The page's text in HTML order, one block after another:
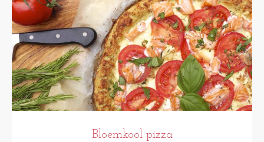
Bloemkool pizza